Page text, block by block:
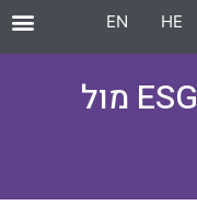
HE
EN
ייעוץ וליווי בתחום ה־ESG מול